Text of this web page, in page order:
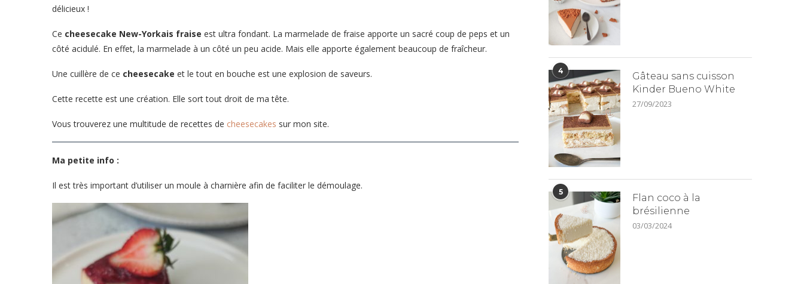
délicieux !
Ce cheesecake New-Yorkais fraise est ultra fondant. La marmelade de fraise apporte un sacré coup de peps et un
côté acidulé. En effet, la marmelade à un côté un peu acide. Mais elle apporte également beaucoup de fraîcheur.
Une cuillère de ce cheesecake et le tout en bouche est une explosion de saveurs.
Cette recette est une création. Elle sort tout droit de ma tête.
Vous trouverez une multitude de recettes de cheesecakes sur mon site.
Ma petite info :
Il est très important d’utiliser un moule à charnière afin de faciliter le démoulage.
4
Gâteau sans cuisson
Kinder Bueno White
27/09/2023
5
Flan coco à la
brésilienne
03/03/2024